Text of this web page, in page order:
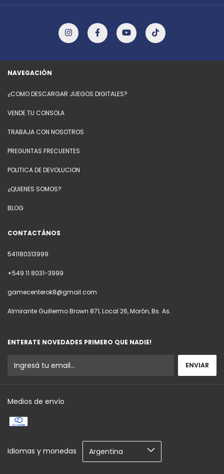
NAVEGACIÓN
¿COMO DESCARGAR JUEGOS DIGITALES?
VENDE TU CONSOLA
TRABAJA CON NOSOTROS
PREGUNTAS FRECUENTES
POLITICA DE DEVOLUCION
¿QUIENES SOMOS?
BLOG
CONTACTÁNOS
541180313999
+549 11 8031-3999
gamecenterok8@gmail.com
Almirante Guillermo Brown 871, Local 26, Morón, Bs. As.
ENTERATE NOVEDADES PRIMERO QUE NADIE!
Medios de envío
Idiomas y monedas